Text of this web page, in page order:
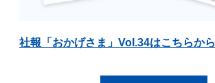
社報「おかげさま」Vol.34はこちらから